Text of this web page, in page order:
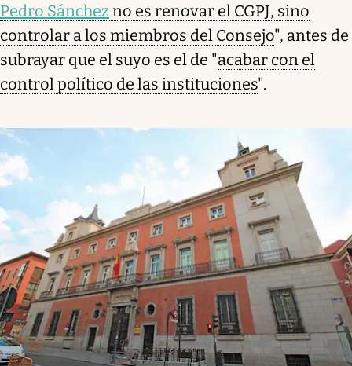
Pedro Sánchez no es renovar el CGPJ, sino
controlar a los miembros del Consejo", antes de
subrayar que el suyo es el de "acabar con el
control político de las instituciones".